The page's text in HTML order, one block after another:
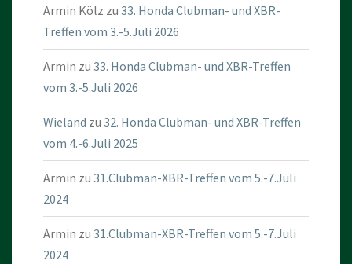
Armin Kölz zu 33. Honda Clubman- und XBR-
Treffen vom 3.-5.Juli 2026
Armin zu 33. Honda Clubman- und XBR-Treffen
vom 3.-5.Juli 2026
Wieland zu 32. Honda Clubman- und XBR-Treffen
vom 4.-6.Juli 2025
Armin zu 31.Clubman-XBR-Treffen vom 5.-7.Juli
2024
Armin zu 31.Clubman-XBR-Treffen vom 5.-7.Juli
2024